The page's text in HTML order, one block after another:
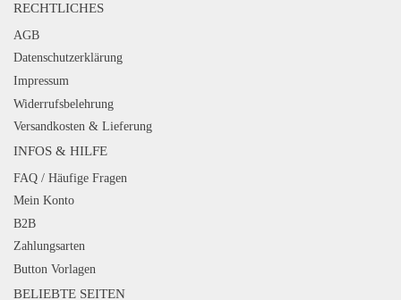
RECHTLICHES
AGB
Datenschutzerklärung
Impressum
Widerrufsbelehrung
Versandkosten & Lieferung
INFOS & HILFE
FAQ / Häufige Fragen
Mein Konto
B2B
Zahlungsarten
Button Vorlagen
BELIEBTE SEITEN